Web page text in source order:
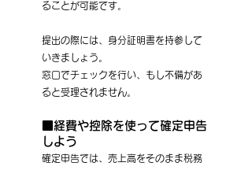
ることが可能です。
提出の際には、身分証明書を持参して
いきましょう。
窓口でチェックを行い、もし不備があ
ると受理されません。
■経費や控除を使って確定申告
しよう
確定申告では、売上高をそのまま税務